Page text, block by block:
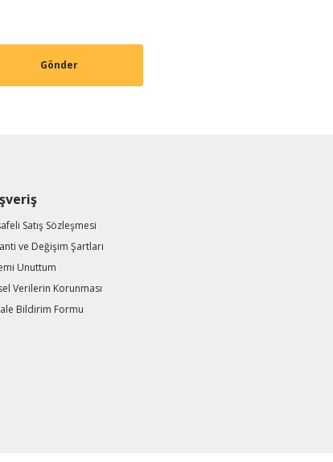
Gönder
Satış Sözleşmesi
ve Değişim Şartları
Unuttum
Verilerin Korunması
Bildirim Formu